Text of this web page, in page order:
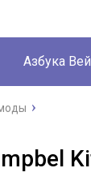
Азбука